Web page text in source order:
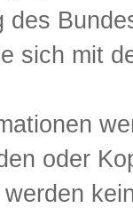
des
sich mit
oder